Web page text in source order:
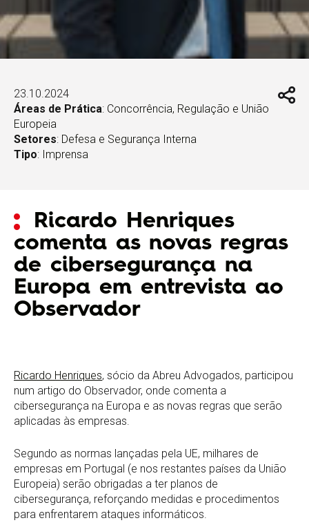
23.10.2024
Áreas de Prática: Concorrência, Regulação e União
Europeia
Setores: Defesa e Segurança Interna
Tipo: Imprensa
Ricardo Henriques
comenta as novas regras
de cibersegurança na
Europa em entrevista ao
Observador
Ricardo Henriques, sócio da Abreu Advogados, participou
num artigo do Observador, onde comenta a
cibersegurança na Europa e as novas regras que serão
aplicadas às empresas.
Segundo as normas lançadas pela UE, milhares de
empresas em Portugal (e nos restantes países da União
Europeia) serão obrigadas a ter planos de
cibersegurança, reforçando medidas e procedimentos
para enfrentarem ataques informáticos.